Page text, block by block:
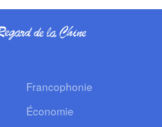
Francophonie
Économie